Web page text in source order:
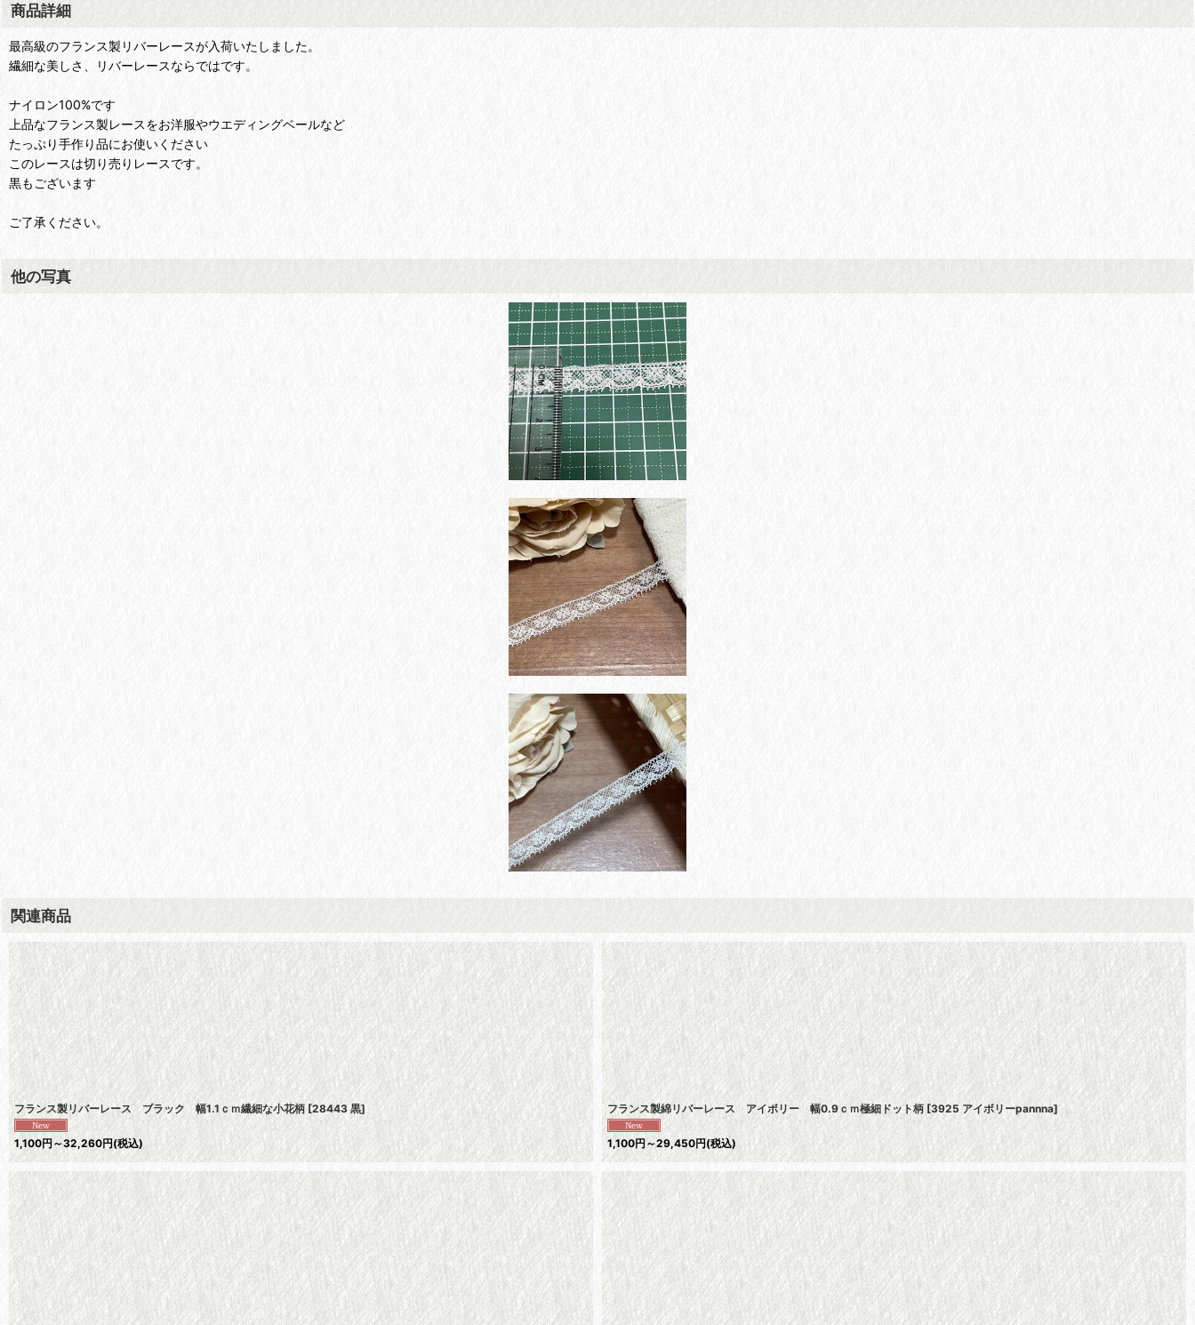
商品詳細
最高級のフランス製リバーレースが入荷いたしました。
繊細な美しさ、リバーレースならではです。
ナイロン100%です
上品なフランス製レースをお洋服やウエディングベールなど
たっぷり手作り品にお使いください
このレースは切り売りレースです。
黒もございます
ご了承ください。
他の写真
関連商品
フランス製リバーレース ブラック 幅1.1ｃｍ繊細な小花柄 [28443 黒]
1,100円～32,260円(税込)
フランス製綿リバーレース アイボリー 幅0.9ｃｍ極細ドット柄 [3925 アイボリーpannna]
1,100円～29,450円(税込)